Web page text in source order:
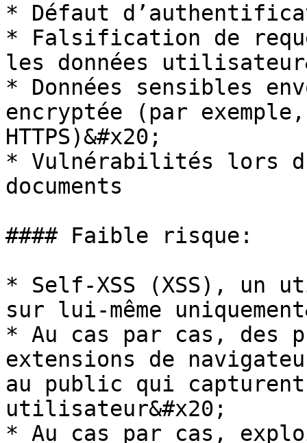
* Défaut
* Falsification de
les données
* Données sensibles
encryptée (par
HTTPS)&#x20;
* Vulnérabilités lors
documents
#### Faible risque:
* Self-XSS (XSS), un
sur lui-même
* Au cas par cas, des
extensions de
au public qui capturent
utilisateur&#x20;
* Au cas par cas,